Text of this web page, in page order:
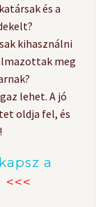
és a
kihasználni
meg
lehet. A jó
oldja fel, és
a
<<<